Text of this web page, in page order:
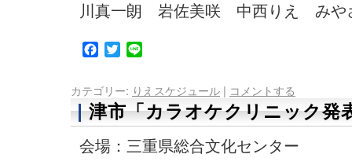
川真一朗 岩佐美咲 中西りえ み
Facebook
Twitter
カテゴリー: りえスケジュール | コメントする
津市「カラオケクリニック発
会場：三重県総合文化センター